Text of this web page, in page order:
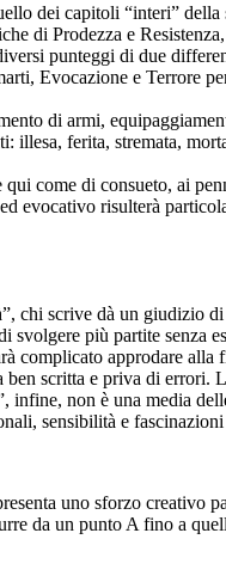
dei capitoli “interi”
di Prodezza e
punteggi di due
Evocazione e Terrore
di armi,
illesa, ferita, stremata,
come di consueto, ai
evocativo risulterà
chi scrive dà un giudizio
svolgere più partite senza
complicato approdare
scritta e priva di errori.
infine, non è una media
sensibilità e
uno sforzo creativo
da un punto A fino a